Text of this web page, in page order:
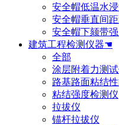
安全帽低温水
安全帽垂直间
安全帽下颏带
建筑工程检测仪器☚
全部
涂层附着力测
路基路面粘结
粘结强度检测仪
拉拔仪
锚杆拉拔仪